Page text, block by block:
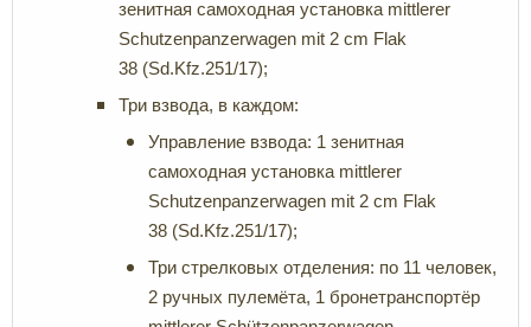
зенитная самоходная установка mittlerer
Schutzenpanzerwagen mit 2 cm Flak
38 (Sd.Kfz.251/17);
Три взвода, в каждом:
Управление взвода: 1 зенитная
самоходная установка mittlerer
Schutzenpanzerwagen mit 2 cm Flak
38 (Sd.Kfz.251/17);
Три стрелковых отделения: по 11 человек,
2 ручных пулемёта, 1 бронетранспортёр